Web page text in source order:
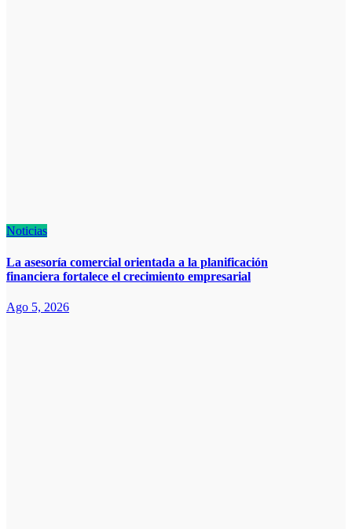
Noticias
La asesoría comercial orientada a la planificación
financiera fortalece el crecimiento empresarial
Ago 5, 2026